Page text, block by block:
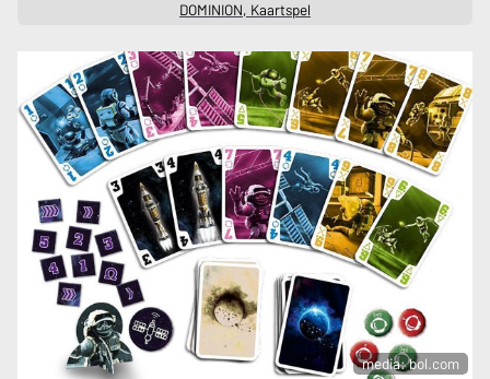
DOMINION, Kaartspel
media: bol.com